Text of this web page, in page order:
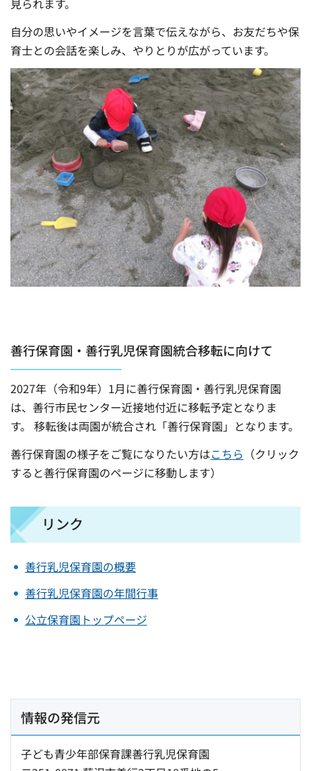
見られます。
自分の思いやイメージを言葉で伝えながら、お友だちや保
育士との会話を楽しみ、やりとりが広がっています。
善行保育園・善行乳児保育園統合移転に向けて
2027年（令和9年）1月に善行保育園・善行乳児保育園
は、善行市民センター近接地付近に移転予定となりま
す。 移転後は両園が統合され「善行保育園」となります。
善行保育園の様子をご覧になりたい方はこちら （クリック
すると善行保育園のページに移動します）
リンク
善行乳児保育園の概要
善行乳児保育園の年間行事
公立保育園トップページ
情報の発信元
子ども青少年部保育課善行乳児保育園